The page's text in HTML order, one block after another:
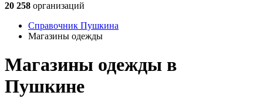
20 258 организаций
Справочник Пушкина
Магазины одежды
Магазины одежды в
Пушкине